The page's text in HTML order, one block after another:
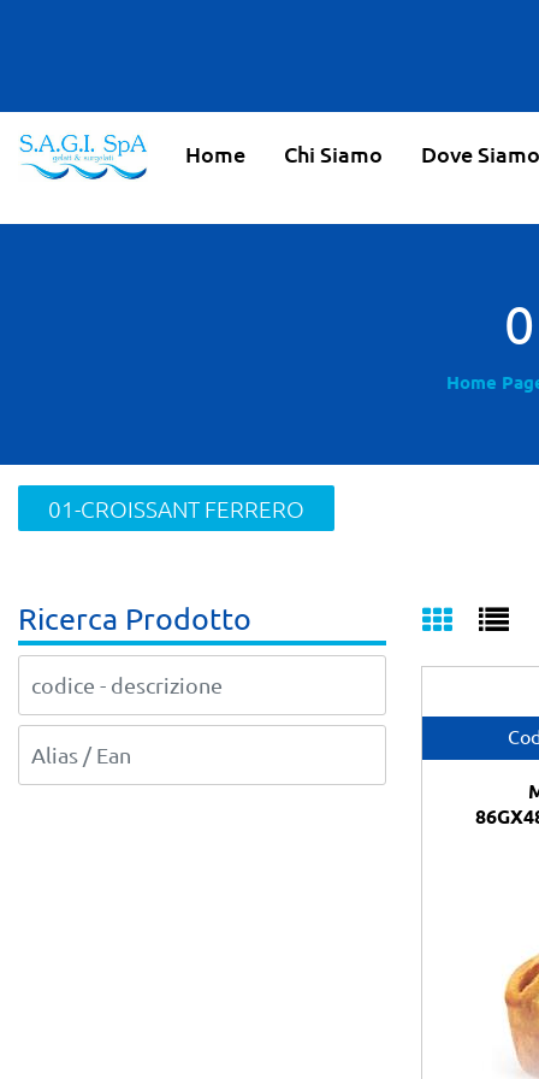
Home Chi Siamo Dove Siamo
Home
01-CROISSANT FERRERO
Ricerca Prodotto